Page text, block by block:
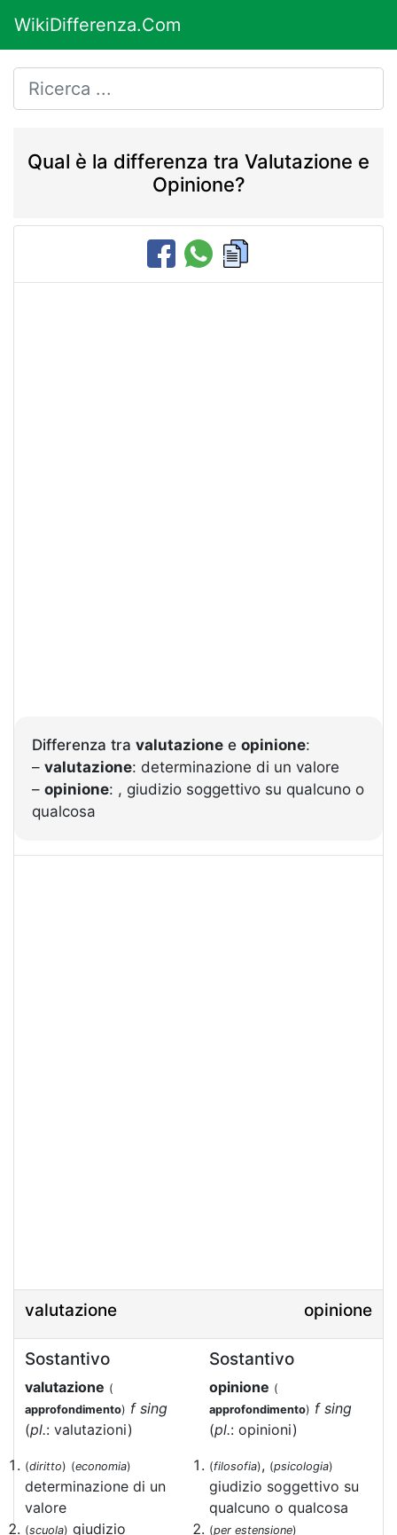
WikiDifferenza.Com
Qual è la differenza tra Valutazione e
Opinione?
Differenza tra valutazione e opinione:
– valutazione: determinazione di un valore
– opinione: , giudizio soggettivo su qualcuno o
qualcosa
valutazione opinione
Sostantivo
valutazione (
approfondimento) f sing
(pl.: valutazioni)
(diritto) (economia)
determinazione di un
valore
(scuola) giudizio
Sostantivo
opinione (
approfondimento) f sing
(pl.: opinioni)
(filosofia), (psicologia)
giudizio soggettivo su
qualcuno o qualcosa
(per estensione)